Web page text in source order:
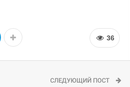
36
СЛЕДУЮЩИЙ ПОСТ